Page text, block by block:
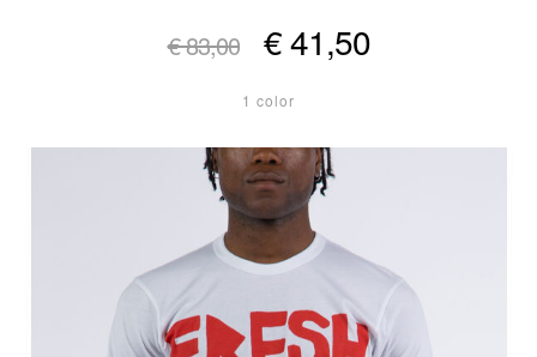
€ 83,00 € 41,50
1 color